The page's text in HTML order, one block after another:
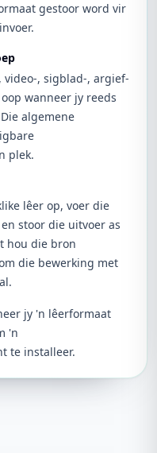
gestoor word vir
video-, sigblad-, argief-
wanneer jy reeds
algemene
plek.
lêer op, voer die
stoor die uitvoer as
hou die bron
die bewerking met
jy 'n lêerformaat
'n
te installeer.